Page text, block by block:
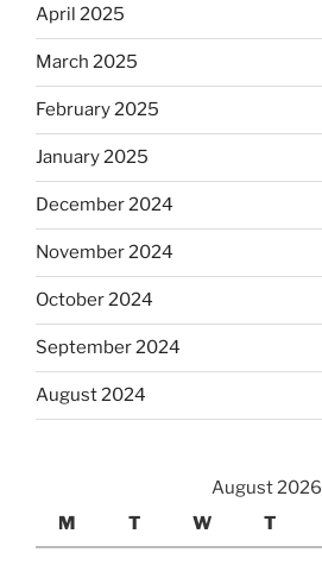
April 2025
March 2025
February 2025
January 2025
December 2024
November 2024
October 2024
September 2024
August 2024
August 2026
M
T W T